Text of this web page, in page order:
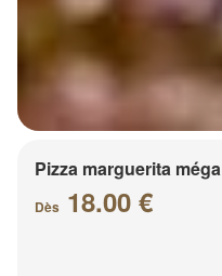
Pizza marguerita méga
Dès 18.00 €